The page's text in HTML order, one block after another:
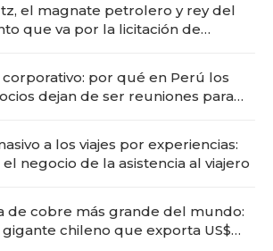
el magnate petrolero y rey del
que va por la licitación de
por qué en Perú los
dejan de ser reuniones para
a los viajes por experiencias:
negocio de la asistencia al viajero
de cobre más grande del mundo:
gigante chileno que exporta US$